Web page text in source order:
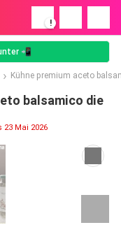
!
📲
Kühne premium aceto
balsamico die
23 Mai 2026